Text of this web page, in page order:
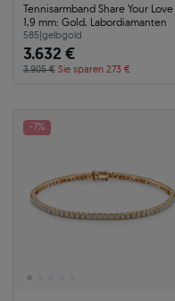
Tennisarmband Share Your Love
1,9 mm: Gold, Labordiamanten
585|gelbgold
3.632 €
3.905 € Sie sparen 273 €
-7%